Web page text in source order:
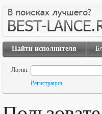
Найти исполнителя
Логин:
Регистрация